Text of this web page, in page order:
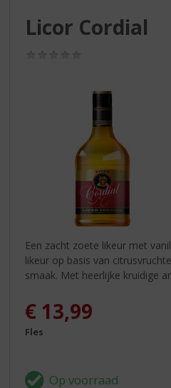
Licor Cordial
Een zacht zoete likeur met
likeur op basis van
smaak. Met heerlijke kruidige
€ 13,99
Fles